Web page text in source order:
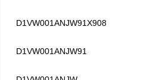
D1VW001ANJW91X908
D1VW001ANJW91